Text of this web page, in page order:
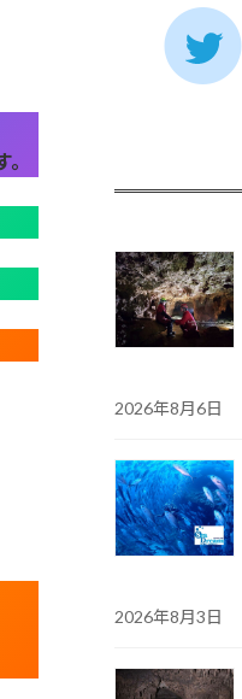
2026年8月6日
2026年8月3日